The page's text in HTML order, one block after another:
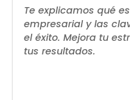
Te explicamos qué
empresarial y las
el éxito. Mejora tu
tus resultados.